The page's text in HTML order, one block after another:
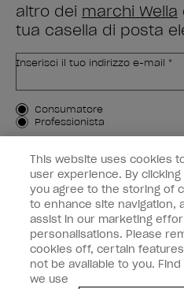
altro dei marchi Wella
tua casella di posta
Inserisci il tuo indirizzo e-mail *
Tipo di cliente
Consumatore
Professionista
ISCRIVIMI
Informazioni per i clienti
OPI & voi
This website uses cookies
user experience. By clicking
you agree to the storing of
to enhance site navigation,
assist in our marketing
personalisations. Please
cookies off, certain
not be available to you.
we use